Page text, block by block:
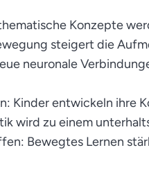
Konzepte
steigert die
neuronale
Kinder entwickeln ihre
wird zu einem
Bewegtes Lernen